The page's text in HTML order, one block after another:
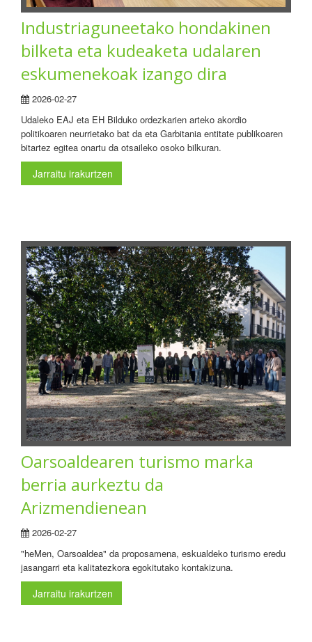
Industriaguneetako hondakinen
bilketa eta kudeaketa udalaren
eskumenekoak izango dira
2026-02-27
Udaleko EAJ eta EH Bilduko ordezkarien arteko akordio
politikoaren neurrietako bat da eta Garbitania entitate publikoaren
bitartez egitea onartu da otsaileko osoko bilkuran.
Jarraitu irakurtzen
Oarsoaldearen turismo marka
berria aurkeztu da
Arizmendienean
2026-02-27
"heMen, Oarsoaldea" da proposamena, eskualdeko turismo eredu
jasangarri eta kalitatezkora egokitutako kontakizuna.
Jarraitu irakurtzen